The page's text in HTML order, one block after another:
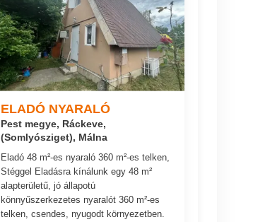
ELADÓ NYARALÓ
Pest megye, Ráckeve,
(Somlyósziget), Málna
Eladó 48 m²-es nyaraló 360 m²-es telken,
Stéggel Eladásra kínálunk egy 48 m²
alapterületű, jó állapotú
könnyűszerkezetes nyaralót 360 m²-es
telken, csendes, nyugodt környezetben.